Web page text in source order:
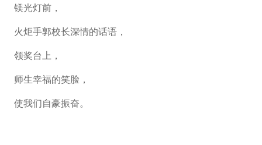
镁光灯前，
火炬手郭校长深情的话语，
领奖台上，
师生幸福的笑脸，
使我们自豪振奋。